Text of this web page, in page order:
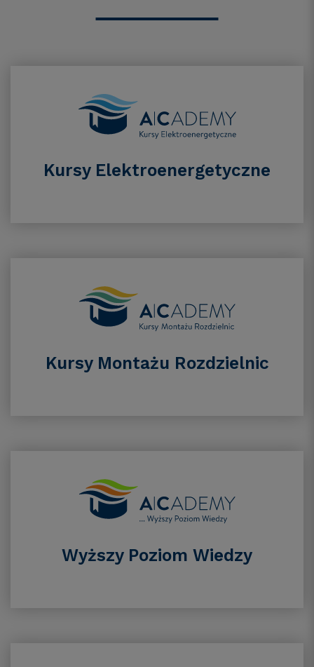
Kursy Elektroenergetyczne
Kursy Montażu Rozdzielnic
Wyższy Poziom Wiedzy